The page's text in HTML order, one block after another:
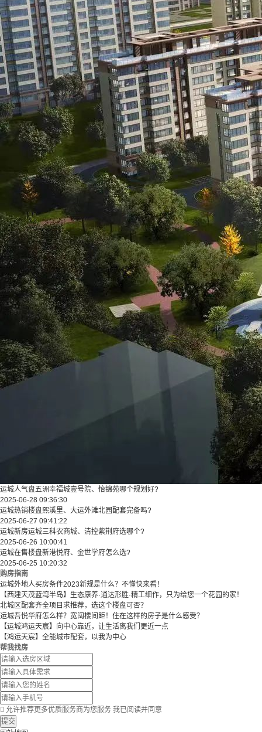
运城人气盘五洲幸福城壹号院、怡锦苑哪个规划好?
2025-06-28 09:36:30
运城热销楼盘熙溪里、大运外滩北园配套完备吗?
2025-06-27 09:41:22
运城新房运城三科农商城、清控紫荆府选哪个?
2025-06-26 10:00:41
运城在售楼盘新港悦府、金世学府怎么选?
2025-06-25 10:20:32
购房指南
运城外地人买房条件2023新规是什么？不懂快来看！
【西建天茂蓝湾半岛】生态康养·通达形胜·精工细作，只为给您一个花园的家！
北城区配套齐全项目求推荐，选这个楼盘可否？
运城吾悦华府怎么样？宽阔楼间距！住在这样的房子是什么感受？
【运城鸿运天宸】向中心靠近，让生活离我们更近一点
【鸿运天宸】全能城市配套，以我为中心
帮我找房
 允许推荐更多优质服务商为您服务 我已阅读并同意
提交